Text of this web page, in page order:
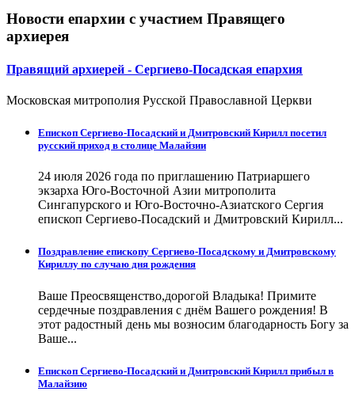
Новости епархии с участием Правящего
архиерея
Правящий архиерей - Сергиево-Посадская епархия
Московская митрополия Русской Православной Церкви
Епископ Сергиево-Посадский и Дмитровский Кирилл посетил
русский приход в столице Малайзии
24 июля 2026 года по приглашению Патриаршего
экзарха Юго-Восточной Азии митрополита
Сингапурского и Юго-Восточно-Азиатского Сергия
епископ Сергиево-Посадский и Дмитровский Кирилл...
Поздравление епископу Сергиево-Посадскому и Дмитровскому
Кириллу по случаю дня рождения
Ваше Преосвященство,дорогой Владыка! Примите
сердечные поздравления с днём Вашего рождения! В
этот радостный день мы возносим благодарность Богу за
Ваше...
Епископ Сергиево-Посадский и Дмитровский Кирилл прибыл в
Малайзию